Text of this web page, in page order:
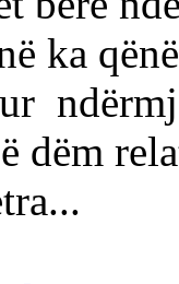
ka
dëm